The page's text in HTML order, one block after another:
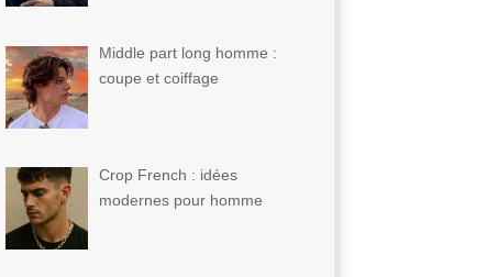
Middle part long homme :
coupe et coiffage
Crop French : idées
modernes pour homme